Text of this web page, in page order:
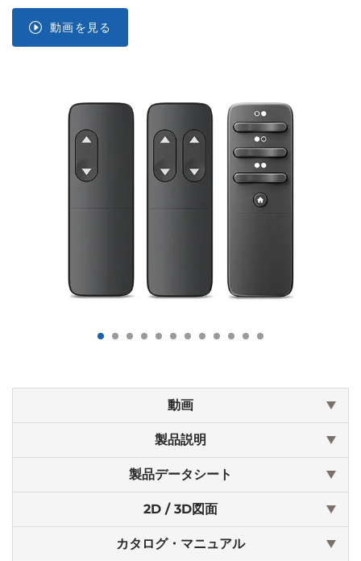
動画を見る
動画
製品説明
製品データシート
2D / 3D図面
カタログ・マニュアル